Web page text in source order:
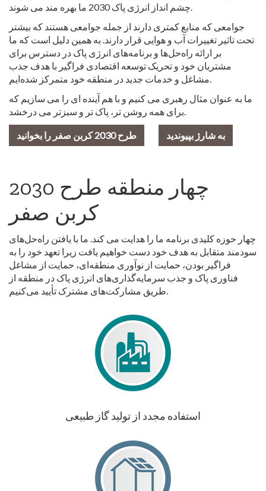
چشم انداز انرژی پاک 2030 ما بهره مند می شوند.
جوامعی که منابع کمتری دارند از جمله جوامعی هستند که بیشتر
تحت تاثیر تغییرات آب و هوایی قرار دارند. به همین دلیل است که ما
بر ارائه راه‌حل‌ها و برنامه‌های انرژی پاک در دسترس برای
مشتریان خود و تحریک توسعه اقتصادی فراگیر با هدف جذب
مشاغل و خدمات جدید در منطقه خود متمرکز شده‌ایم.
ما به عنوان مثال رهبری می کنیم و با هم آینده ای را می سازیم که
برای همه روشن تر، پاک تر و سبزتر می درخشد.
طرح 2030 کربن صفر را بخوانید به شارژ بپیوندید
چهار منطقه طرح 2030
کربن صفر
چهار حوزه کلیدی برنامه ما را هدایت می کند. ما با یافتن راه‌حل‌های
سودمند متقابل به هدف خود دست خواهیم یافت زیرا تعهد خود را به
فراگیر بودن، حمایت از نوآوری منطقه‌ای، حمایت از مشاغل
فناوری پاک و جذب سرمایه‌گذاری‌های انرژی پاک در منطقه از
طریق مشارکت‌های مشترک تأیید می‌کنیم.
استفاده مجدد از تولید گاز طبیعی